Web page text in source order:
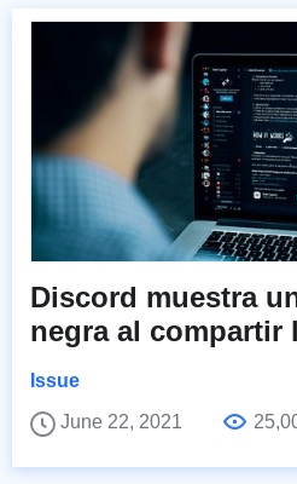
Discord muestra
negra al compartir
Issue
June 22, 2021